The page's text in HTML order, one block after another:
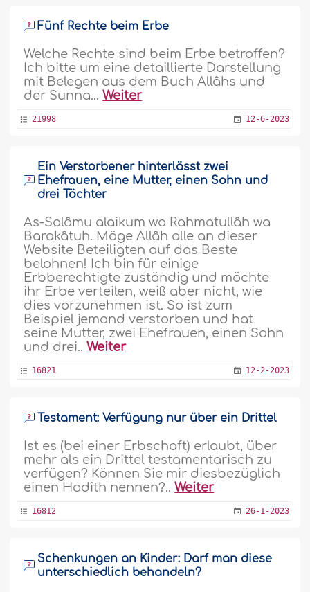
Fünf Rechte beim Erbe
Welche Rechte sind beim Erbe betroffen?
Ich bitte um eine detaillierte Darstellung
mit Belegen aus dem Buch Allâhs und
der Sunna...Weiter
21998 12-6-2023
Ein Verstorbener hinterlässt zwei
Ehefrauen, eine Mutter, einen Sohn und
drei Töchter
As-Salâmu alaikum wa Rahmatullâh wa
Barakâtuh. Möge Allâh alle an dieser
Website Beteiligten auf das Beste
belohnen! Ich bin für einige
Erbberechtigte zuständig und möchte
ihr Erbe verteilen, weiß aber nicht, wie
dies vorzunehmen ist. So ist zum
Beispiel jemand verstorben und hat
seine Mutter, zwei Ehefrauen, einen Sohn
und drei..Weiter
16821 12-2-2023
Testament: Verfügung nur über ein Drittel
Ist es (bei einer Erbschaft) erlaubt, über
mehr als ein Drittel testamentarisch zu
verfügen? Können Sie mir diesbezüglich
einen Hadîth nennen?..Weiter
16812 26-1-2023
Schenkungen an Kinder: Darf man diese
unterschiedlich behandeln?